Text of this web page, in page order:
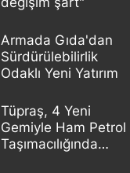
Armada Gıda'dan
Sürdürülebilirlik
Odaklı Yeni Yatırım
Tüpraş, 4 Yeni
Gemiyle Ham Petrol
Taşımacılığında